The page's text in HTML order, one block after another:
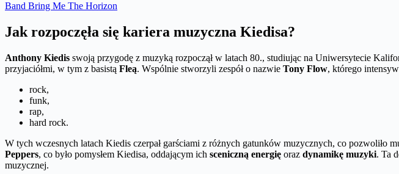
Band Bring Me The Horizon
Jak rozpoczęła się kariera muzyczna Kiedisa?
Anthony Kiedis swoją przygodę z muzyką rozpoczął w latach 80., studiując na Uniwersytecie
przyjaciółmi, w tym z basistą Fleą. Wspólnie stworzyli zespół o nazwie Tony Flow, którego
rock,
funk,
rap,
hard rock.
W tych wczesnych latach Kiedis czerpał garściami z różnych gatunków muzycznych, co pozwoliło
Peppers, co było pomysłem Kiedisa, oddającym ich sceniczną energię oraz dynamikę muzyki. Ta
muzycznej.